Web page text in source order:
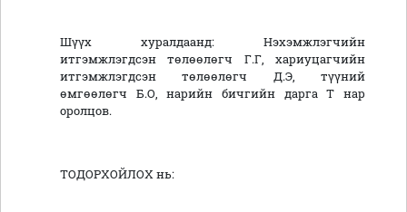
Шүүх хуралдаанд: Нэхэмжлэгчийн
итгэмжлэгдсэн төлөөлөгч Г.Г, хариуцагчийн
итгэмжлэгдсэн төлөөлөгч Д.Э, түүний
өмгөөлөгч Б.О, нарийн бичгийн дарга Т нар
оролцов.
ТОДОРХОЙЛОХ нь: